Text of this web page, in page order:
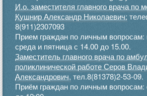
И.о. заместителя главного врача по
Кушнир Александр Николаевич:
8(911)2307093
Прием граждан по личным вопросам:
среда и пятница с 14.00 до 15.00.
Заместитель главного врача по
поликлинической работе Серов
Александрович, тел.8(81378)2-53-09.
Приём граждан по личным вопросам: